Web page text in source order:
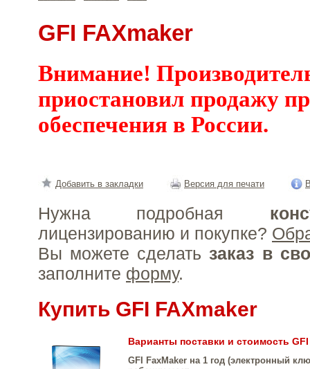
GFI FAXmaker
Внимание!
приостановил продажу
обеспечения в России.
Добавить в закладки Версия для печати
Нужна подробная
лицензированию и покупке?
Вы можете сделать заказ в
заполните форму.
Купить GFI FAXmaker
Варианты поставки и стоимость GFI
GFI FaxMaker на 1 год (электронный